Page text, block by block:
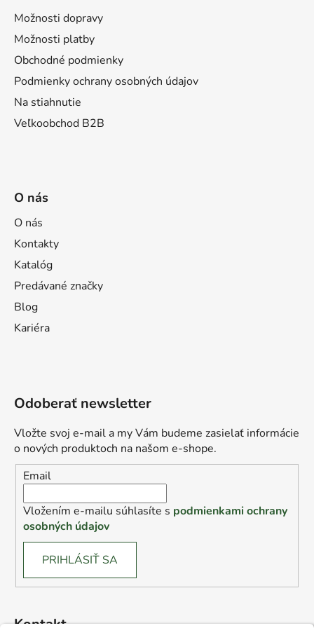
y
Možnosti dopravy
Možnosti platby
Obchodné podmienky
Podmienky ochrany osobných údajov
Na stiahnutie
Veľkoobchod B2B
O nás
O nás
Kontakty
Katalóg
Predávané značky
Blog
Kariéra
Odoberať newsletter
Vložte svoj e-mail a my Vám budeme zasielať informácie
o nových produktoch na našom e-shope.
Email
Vložením e-mailu súhlasíte s podmienkami ochrany
osobných údajov
PRIHLÁSIŤ SA